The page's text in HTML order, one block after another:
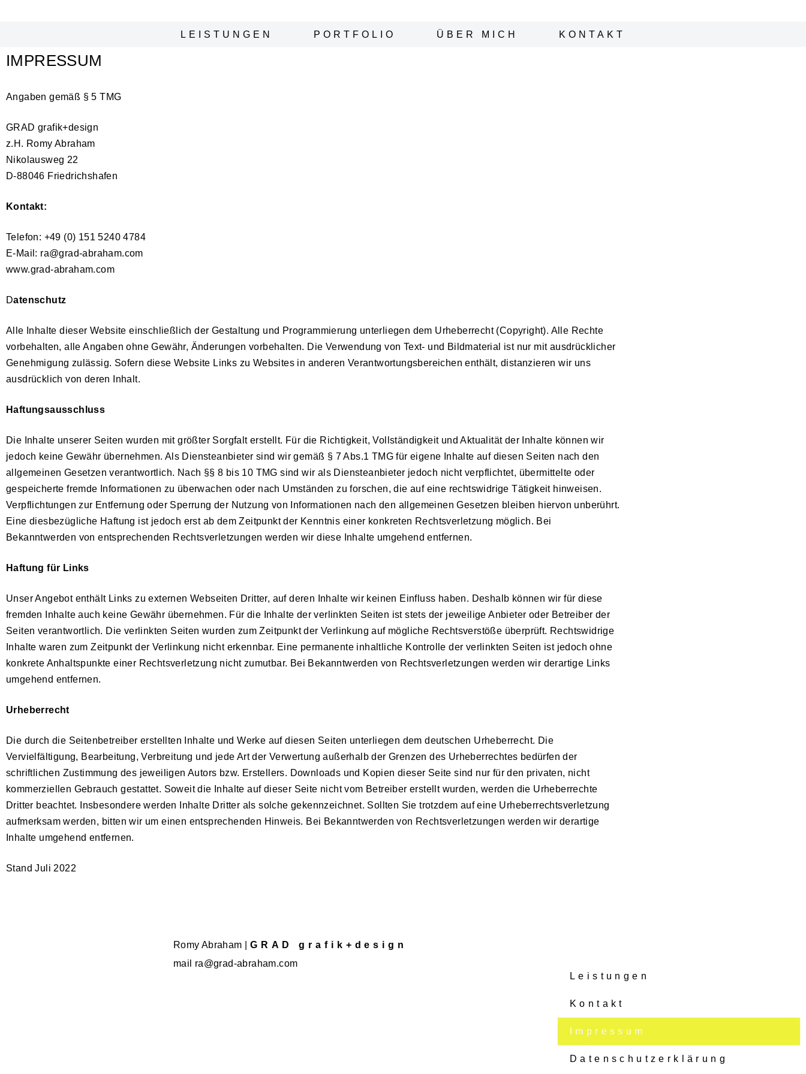
springen
LEISTUNGEN PORTFOLIO ÜBER MICH KONTAKT
IMPRESSUM
Angaben gemäß § 5 TMG
GRAD grafik+design
z.H. Romy Abraham
Nikolausweg 22
D-88046 Friedrichshafen
Kontakt:
Telefon: +49 (0) 151 5240 4784
E-Mail: ra@grad-abraham.com
www.grad-abraham.com
Datenschutz
Alle Inhalte dieser Website einschließlich der Gestaltung und Programmierung unterliegen dem Urheberrecht (Copyright). Alle Rechte
vorbehalten, alle Angaben ohne Gewähr, Änderungen vorbehalten. Die Verwendung von Text- und Bildmaterial ist nur mit ausdrücklicher
Genehmigung zulässig. Sofern diese Website Links zu Websites in anderen Verantwortungsbereichen enthält, distanzieren wir uns
ausdrücklich von deren Inhalt.
Haftungsausschluss
Die Inhalte unserer Seiten wurden mit größter Sorgfalt erstellt. Für die Richtigkeit, Vollständigkeit und Aktualität der Inhalte können wir
jedoch keine Gewähr übernehmen. Als Diensteanbieter sind wir gemäß § 7 Abs.1 TMG für eigene Inhalte auf diesen Seiten nach den
allgemeinen Gesetzen verantwortlich. Nach §§ 8 bis 10 TMG sind wir als Diensteanbieter jedoch nicht verpflichtet, übermittelte oder
gespeicherte fremde Informationen zu überwachen oder nach Umständen zu forschen, die auf eine rechtswidrige Tätigkeit hinweisen.
Verpflichtungen zur Entfernung oder Sperrung der Nutzung von Informationen nach den allgemeinen Gesetzen bleiben hiervon unberührt.
Eine diesbezügliche Haftung ist jedoch erst ab dem Zeitpunkt der Kenntnis einer konkreten Rechtsverletzung möglich. Bei
Bekanntwerden von entsprechenden Rechtsverletzungen werden wir diese Inhalte umgehend entfernen.
Haftung für Links
Unser Angebot enthält Links zu externen Webseiten Dritter, auf deren Inhalte wir keinen Einfluss haben. Deshalb können wir für diese
fremden Inhalte auch keine Gewähr übernehmen. Für die Inhalte der verlinkten Seiten ist stets der jeweilige Anbieter oder Betreiber der
Seiten verantwortlich. Die verlinkten Seiten wurden zum Zeitpunkt der Verlinkung auf mögliche Rechtsverstöße überprüft. Rechtswidrige
Inhalte waren zum Zeitpunkt der Verlinkung nicht erkennbar. Eine permanente inhaltliche Kontrolle der verlinkten Seiten ist jedoch ohne
konkrete Anhaltspunkte einer Rechtsverletzung nicht zumutbar. Bei Bekanntwerden von Rechtsverletzungen werden wir derartige Links
umgehend entfernen.
Urheberrecht
Die durch die Seitenbetreiber erstellten Inhalte und Werke auf diesen Seiten unterliegen dem deutschen Urheberrecht. Die
Vervielfältigung, Bearbeitung, Verbreitung und jede Art der Verwertung außerhalb der Grenzen des Urheberrechtes bedürfen der
schriftlichen Zustimmung des jeweiligen Autors bzw. Erstellers. Downloads und Kopien dieser Seite sind nur für den privaten, nicht
kommerziellen Gebrauch gestattet. Soweit die Inhalte auf dieser Seite nicht vom Betreiber erstellt wurden, werden die Urheberrechte
Dritter beachtet. Insbesondere werden Inhalte Dritter als solche gekennzeichnet. Sollten Sie trotzdem auf eine Urheberrechtsverletzung
aufmerksam werden, bitten wir um einen entsprechenden Hinweis. Bei Bekanntwerden von Rechtsverletzungen werden wir derartige
Inhalte umgehend entfernen.
Stand Juli 2022
Romy Abraham | GRAD grafik+design
mail ra@grad-abraham.com
Leistungen
Kontakt
Impressum
Datenschutzerklärung